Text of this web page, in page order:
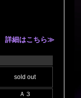
詳細はこちら≫
sold out
Ａ３